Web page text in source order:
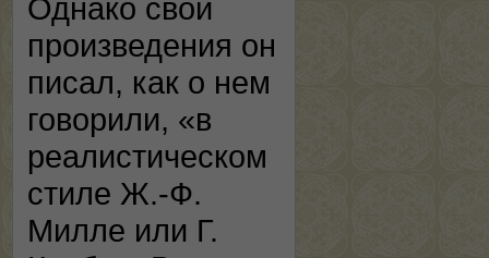
Однако свои
произведения он
писал, как о нем
говорили, «в
реалистическом
стиле Ж.-Ф.
Милле или Г.